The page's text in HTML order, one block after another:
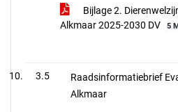
Bijlage 2.
Alkmaar 2025-2030 DV
5
3.5
Raadsinformatiebrief
Alkmaar